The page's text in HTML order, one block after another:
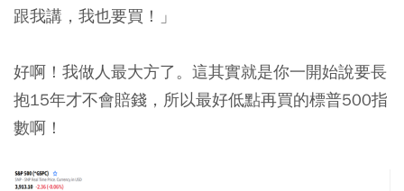
跟我講，我也要買！」
好啊！我做人最大方了。這其實就是你一開始說要長
抱15年才不會賠錢，所以最好低點再買的標普500指
數啊！